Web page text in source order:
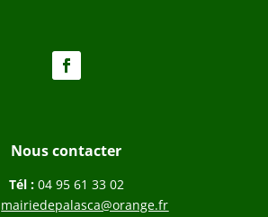
Nous contacter
Tél : 04 95 61 33 02
mairiedepalasca@orange.fr